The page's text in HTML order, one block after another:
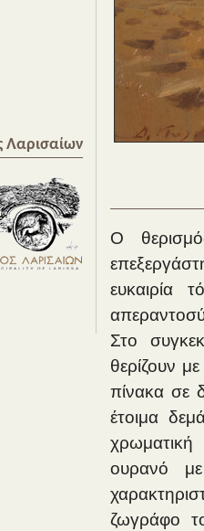
Λαρισαίων
Ο
ευκαιρία
Στο
θερίζουν
πίνακα σε
έτοιμα
χρωματική
ουρανό
ζωγράφο